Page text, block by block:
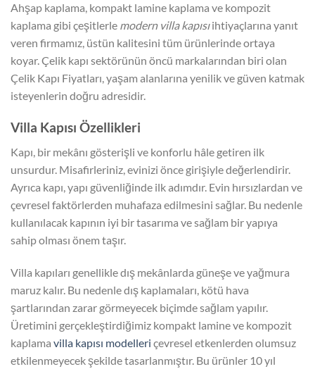
Ahşap kaplama, kompakt lamine kaplama ve kompozit
kaplama gibi çeşitlerle modern villa kapısıihtiyaçlarına yanıt
veren firmamız, üstün kalitesini tüm ürünlerinde ortaya
koyar. Çelik kapı sektörünün öncü markalarından biri olan
Çelik Kapı Fiyatları, yaşam alanlarına yenilik ve güven katmak
isteyenlerin doğru adresidir.
Villa Kapısı Özellikleri
Kapı, bir mekânı gösterişli ve konforlu hâle getiren ilk
unsurdur. Misafirleriniz, evinizi önce girişiyle değerlendirir.
Ayrıca kapı, yapı güvenliğinde ilk adımdır. Evin hırsızlardan ve
çevresel faktörlerden muhafaza edilmesini sağlar. Bu nedenle
kullanılacak kapının iyi bir tasarıma ve sağlam bir yapıya
sahip olması önem taşır.
Villa kapıları genellikle dış mekânlarda güneşe ve yağmura
maruz kalır. Bu nedenle dış kaplamaları, kötü hava
şartlarından zarar görmeyecek biçimde sağlam yapılır.
Üretimini gerçekleştirdiğimiz kompakt lamine ve kompozit
kaplama villa kapısı modelleri çevresel etkenlerden olumsuz
etkilenmeyecek şekilde tasarlanmıştır. Bu ürünler 10 yıl